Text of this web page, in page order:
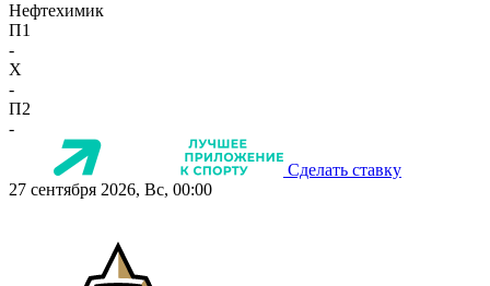
Нефтехимик
П1
-
X
-
П2
-
Сделать ставку
27 сентября 2026, Вс, 00:00